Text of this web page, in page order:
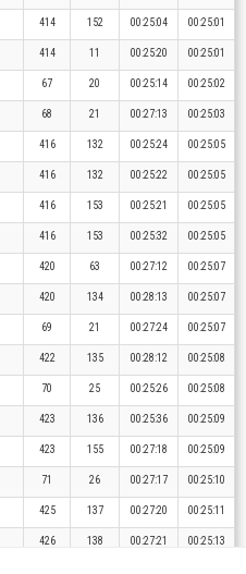
414 152 00:25:04 00:25:01
414 11 00:25:20 00:25:01
67 20 00:25:14 00:25:02
68 21 00:27:13 00:25:03
416 132 00:25:24 00:25:05
416 132 00:25:22 00:25:05
416 153 00:25:21 00:25:05
416 153 00:25:32 00:25:05
420 63 00:27:12 00:25:07
420 134 00:28:13 00:25:07
69 21 00:27:24 00:25:07
422 135 00:28:12 00:25:08
70 25 00:25:26 00:25:08
423 136 00:25:36 00:25:09
423 155 00:27:18 00:25:09
71 26 00:27:17 00:25:10
425 137 00:27:20 00:25:11
426 138 00:27:21 00:25:13